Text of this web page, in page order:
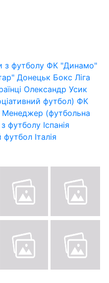
з футболу ФК "Динамо"
Донецьк Бокс Ліга
Олександр Усик
футбол) ФК
Менеджер (футбольна
з футболу Іспанія
футбол Італія